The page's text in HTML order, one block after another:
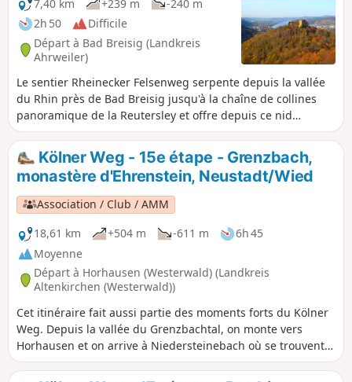
7,40 km
+239 m
-240 m
2h 50
Difficile
Départ à Bad Breisig (Landkreis
Ahrweiler)
Le sentier Rheinecker Felsenweg serpente depuis la vallée
du Rhin près de Bad Breisig jusqu'à la chaîne de collines
panoramique de la Reutersley et offre depuis ce nid
rocheux exposé une vue panoramique de rêve sur la vallée
du Rhin moyen. Des formations rocheuses de schiste et de
basalte, toutes d'origine volcanique, une frontière
historique et des ruines médiévales garantissent en plus
une randonnée riche en découvertes. Des sentiers naturels,
de larges chemins forestiers et des chemins asphaltés dans
les localités font partie du profil du parcours.
Kölner Weg - 15e étape - Grenzbach,
monastère d'Ehrenstein, Neustadt/Wied
Association / Club / AMM
18,61 km
+504 m -611 m
6h 45
Moyenne
Départ à Horhausen (Westerwald) (Landkreis
Altenkirchen (Westerwald))
Cet itinéraire fait aussi partie des moments forts du Kölner
Weg. Depuis la vallée du Grenzbachtal, on monte vers
Horhausen et on arrive à Niedersteinebach où se trouvent
deux anciennes mines, l'Otto-Stollen et la Friedrich-
Wilhelm-Grube. Plus tard, au-dessus de Niedersteinebach,